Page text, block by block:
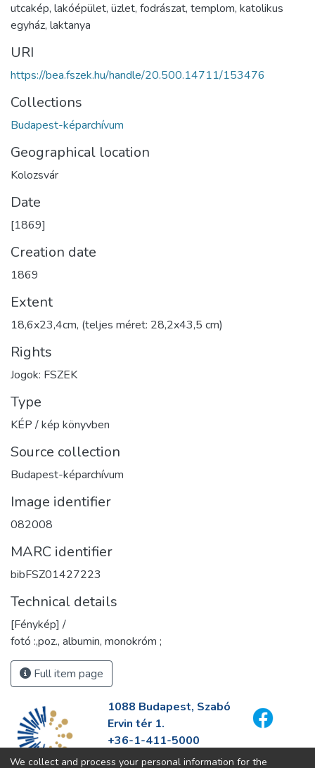
utcakép, lakóépület, üzlet, fodrászat, templom, katolikus
egyház, laktanya
URI
https://bea.fszek.hu/handle/20.500.14711/153476
Collections
Budapest-képarchívum
Geographical location
Kolozsvár
Date
[1869]
Creation date
1869
Extent
18,6x23,4cm, (teljes méret: 28,2x43,5 cm)
Rights
Jogok: FSZEK
Type
KÉP / kép könyvben
Source collection
Budapest-képarchívum
Image identifier
082008
MARC identifier
bibFSZ01427223
Technical details
[Fénykép] /
fotó :,poz., albumin, monokróm ;
Full item page
1088 Budapest, Szabó
Ervin tér 1.
+36-1-411-5000
info@fszek.hu
We collect and process your personal information for the